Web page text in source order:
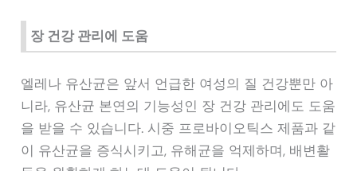
장 건강 관리에 도움
엘레나 유산균은 앞서 언급한 여성의 질 건강뿐만 아
니라, 유산균 본연의 기능성인 장 건강 관리에도 도움
을 받을 수 있습니다. 시중 프로바이오틱스 제품과 같
이 유산균을 증식시키고, 유해균을 억제하며, 배변활